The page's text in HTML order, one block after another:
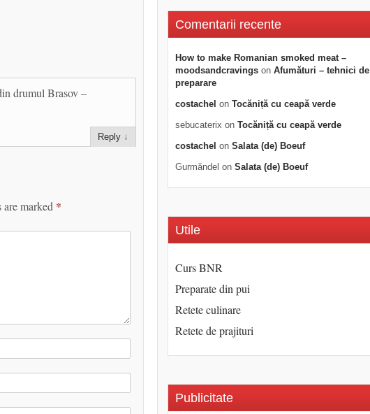
drumul Brasov –
Reply ↓
marked *
Comentarii recente
How to make Romanian smoked meat –
moodsandcravings on Afumături – tehnici de
preparare
costachel on Tocăniță cu ceapă verde
sebucaterix on Tocăniță cu ceapă verde
costachel on Salata (de) Boeuf
Gurmăndel on Salata (de) Boeuf
Utile
Curs BNR
Preparate din pui
Retete culinare
Retete de prajituri
Publicitate